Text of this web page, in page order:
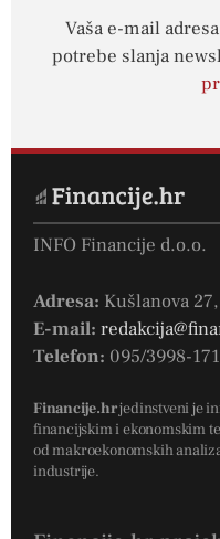
Vaša e-mail
potrebe slanja
INFO Financije d.o.o.
Adresa: Kušlanova
E-mail:
Telefon: 095/3998-171
Financije.hrjedinstveni je
financijskim i ekonomskim
od makroekonomskih
industrije.